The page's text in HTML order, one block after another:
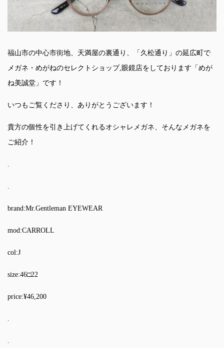
福山市の中心市街地、天満屋の裏通り、「久松通り」の延広町で
メガネ・めがねのセレクトショップ,眼鏡店をしております「めが
ね美誠堂」です！
いつもご覧くださり、ありがとうございます！
貴方の個性を引き上げてくれるオシャレメガネ、そんなメガネを
ご紹介！
.
.
brand:Mr.Gentleman EYEWEAR
mod:CARROLL
col:J
size:46□22
price:¥46,200
.
.